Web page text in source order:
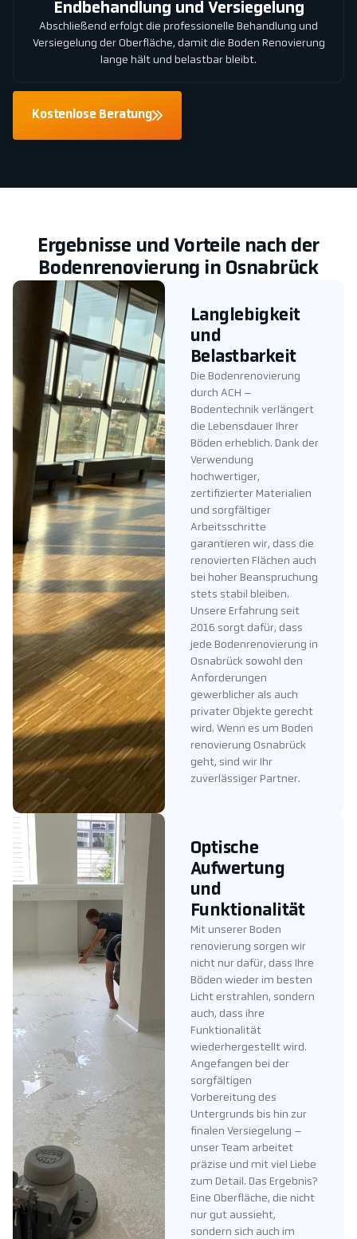
Endbehandlung und Versiegelung
Abschließend erfolgt die professionelle Behandlung und
Versiegelung der Oberfläche, damit die Boden Renovierung
lange hält und belastbar bleibt.
Kostenlose Beratung
Ergebnisse und Vorteile nach der
Bodenrenovierung in Osnabrück
Langlebigkeit
und
Belastbarkeit
Die Bodenrenovierung
durch ACH –
Bodentechnik verlängert
die Lebensdauer Ihrer
Böden erheblich. Dank der
Verwendung
hochwertiger,
zertifizierter Materialien
und sorgfältiger
Arbeitsschritte
garantieren wir, dass die
renovierten Flächen auch
bei hoher Beanspruchung
stets stabil bleiben.
Unsere Erfahrung seit
2016 sorgt dafür, dass
jede Bodenrenovierung in
Osnabrück sowohl den
Anforderungen
gewerblicher als auch
privater Objekte gerecht
wird. Wenn es um Boden
renovierung Osnabrück
geht, sind wir Ihr
zuverlässiger Partner.
Optische
Aufwertung
und
Funktionalität
Mit unserer Boden
renovierung sorgen wir
nicht nur dafür, dass Ihre
Böden wieder im besten
Licht erstrahlen, sondern
auch, dass ihre
Funktionalität
wiederhergestellt wird.
Angefangen bei der
sorgfältigen
Vorbereitung des
Untergrunds bis hin zur
finalen Versiegelung –
unser Team arbeitet
präzise und mit viel Liebe
zum Detail. Das Ergebnis?
Eine Oberfläche, die nicht
nur gut aussieht,
sondern sich auch im